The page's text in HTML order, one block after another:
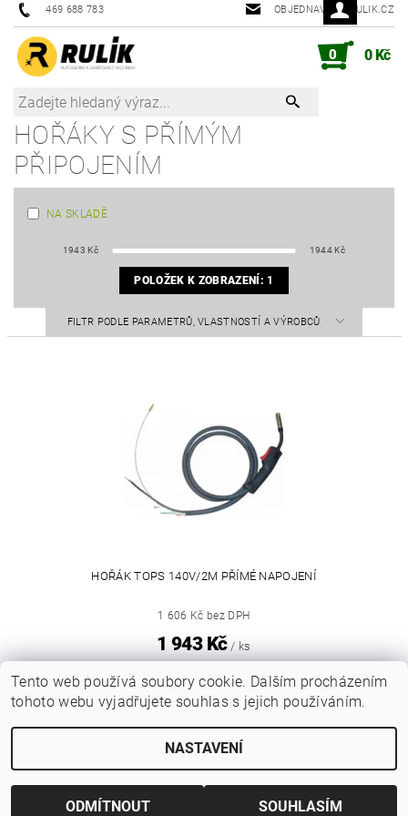
469 688 783 OBJEDNAVKY@RULIK.CZ
0 0 Kč
HOŘÁKY S PŘÍMÝM
PŘIPOJENÍM
NA SKLADĚ
1943 Kč 1944Kč
POLOŽEK K ZOBRAZENÍ: 1
FILTR PODLE PARAMETRŮ, VLASTNOSTÍ A VÝROBCŮ
HOŘÁK TOPS 140V/2M PŘÍMÉ NAPOJENÍ
1 606 Kč bez DPH
1 943 Kč / ks
Katalogy Autogen Chotěboř Původní eshop rulik.cz
2026 © Jiří Rulík Chrudim, všechna práva vyhrazenaUpravit nastavení cookies
Tento web používá soubory cookie. Dalším procházením
tohoto webu vyjadřujete souhlas s jejich používáním.
NASTAVENÍ
ODMÍTNOUT SOUHLASÍM